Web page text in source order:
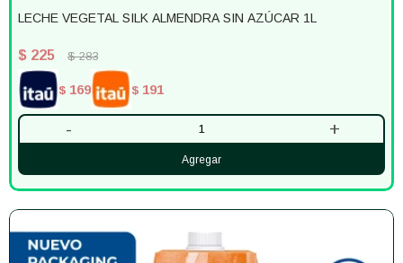
LECHE VEGETAL SILK ALMENDRA SIN AZÚCAR 1L
$ 225 $ 283
$ 169 $ 191
- +